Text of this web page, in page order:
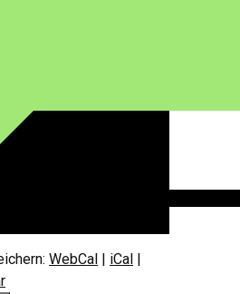
WebCal | iCal |